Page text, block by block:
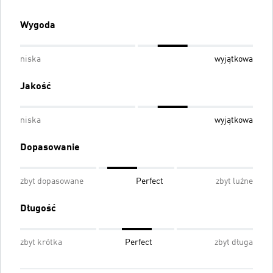
Wygoda
niska wyjątkowa
Jakość
niska wyjątkowa
Dopasowanie
zbyt dopasowane Perfect zbyt luźne
Długość
zbyt krótka Perfect zbyt długa